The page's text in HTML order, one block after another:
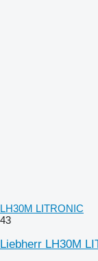
LH30M LITRONIC
43
Liebherr LH30M